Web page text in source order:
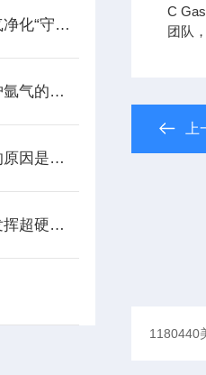
氩气过滤器滤芯：氩气净化“守门人”，保障精密工艺品质
氩气过滤器滤芯：守护氩气的纯净之源
氩气过滤器滤芯堵塞的原因是什么？
碳化钨片使用指南：发挥超硬材料性能
C
团队